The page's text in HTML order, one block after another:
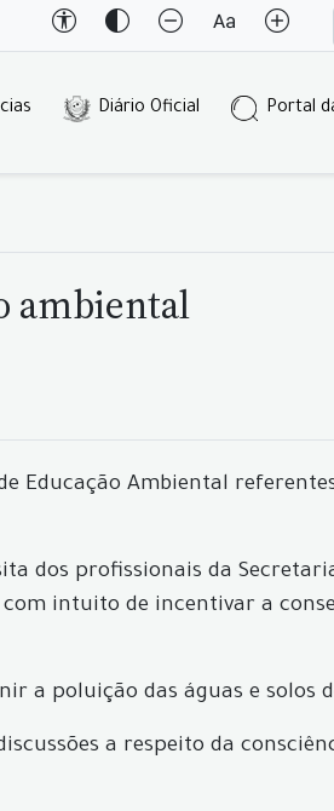
Diário Oficial Portal
ambiental
Educação Ambiental
dos profissionais da
intuito de incentivar a
a poluição das águas e solos
a respeito da